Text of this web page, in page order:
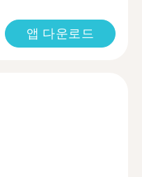
앱 다운로드